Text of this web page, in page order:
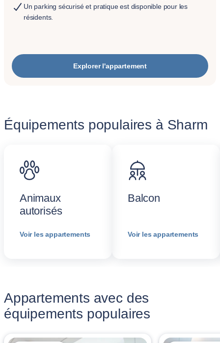
Un parking sécurisé et pratique est disponible pour les
résidents.
Explorer l'appartement
Équipements populaires à Sharm
Animaux
autorisés
Voir les appartements
Balcon
Voir les appartements
Appartements avec des
équipements populaires